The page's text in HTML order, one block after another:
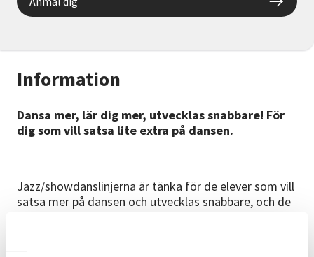
Information
Dansa mer, lär dig mer, utvecklas snabbare! För
dig som vill satsa lite extra på dansen.
Jazz/showdanslinjerna är tänka för de elever som vill
satsa mer på dansen och utvecklas snabbare, och de
danskunskaper.